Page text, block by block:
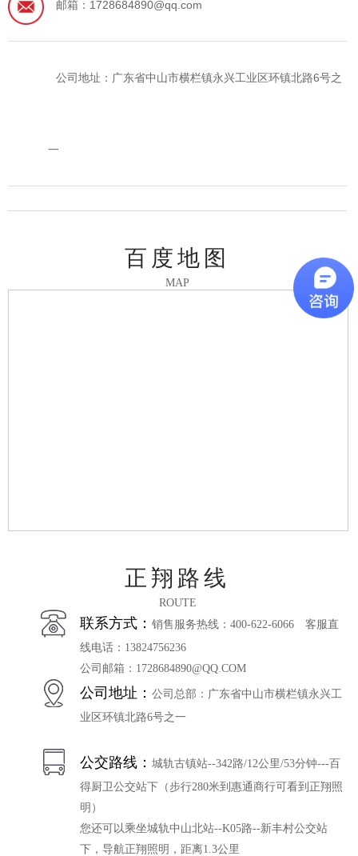
邮箱：1728684890@qq.com
公司地址：广东省中山市横栏镇永兴工业区环镇北路6号之
一
百度地图
MAP
正翔路线
ROUTE
联系方式： 销售服务热线：400-622-6066
客服直
线电话：13824756236
公司邮箱：1728684890@QQ.COM
公司地址： 公司总部：广东省中山市横栏镇永兴工
业区环镇北路6号之一
公交路线： 城轨古镇站--342路/12公里/53分钟---百
得厨卫公交站下（步行280米到惠通商行可看到正翔照
明）
您还可以乘坐城轨中山北站--K05路--新丰村公交站
下，导航正翔照明，距离1.3公里